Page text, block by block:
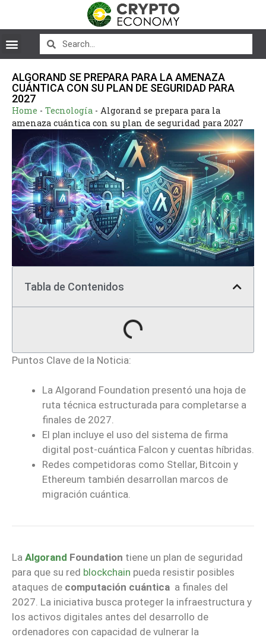
ALGORAND SE PREPARA PARA LA AMENAZA
CUÁNTICA CON SU PLAN DE SEGURIDAD PARA
2027
Home - Tecnología - Algorand se prepara para la
amenaza cuántica con su plan de seguridad para 2027
Tabla de Contenidos
Puntos Clave de la Noticia:
La Algorand Foundation presentó una hoja de
ruta técnica estructurada para completarse a
finales de 2027.
El plan incluye el uso del sistema de firma
digital post-cuántica Falcon y cuentas híbridas.
Redes competidoras como Stellar, Bitcoin y
Ethereum también desarrollan marcos de
migración cuántica.
La Algorand Foundation tiene un plan de seguridad
para que su red blockchain pueda resistir posibles
ataques de computación cuántica a finales del
2027. La iniciativa busca proteger la infraestructura y
los activos digitales antes del desarrollo de
ordenadores con capacidad de vulnerar la